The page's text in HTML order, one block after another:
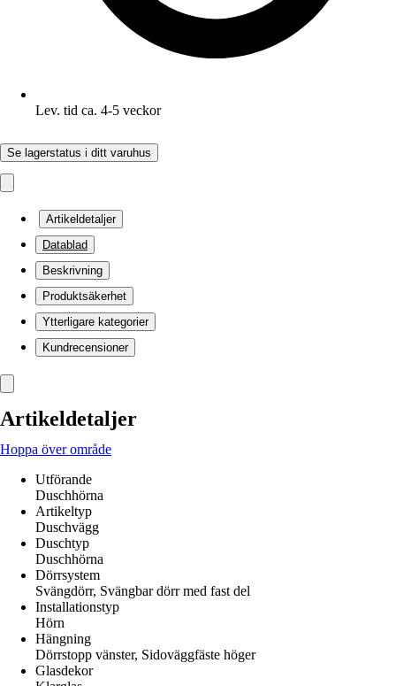
Lev. tid ca. 4-5 veckor
Se lagerstatus i ditt varuhus
Artikeldetaljer
Datablad
Beskrivning
Produktsäkerhet
Ytterligare kategorier
Kundrecensioner
Artikeldetaljer
Hoppa över område
Utförande
Duschhörna
Artikeltyp
Duschvägg
Duschtyp
Duschhörna
Dörrsystem
Svängdörr, Svängbar dörr med fast del
Installationstyp
Hörn
Hängning
Dörrstopp vänster, Sidoväggfäste höger
Glasdekor